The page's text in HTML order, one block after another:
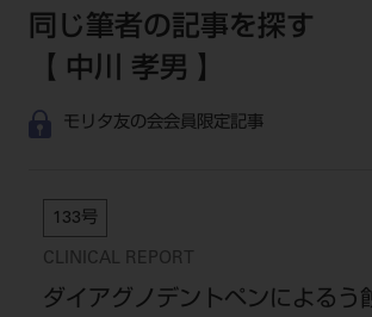
同じ筆者の記事を探す
【 中川 孝男 】
モリタ友の会会員限定記事
133号
CLINICAL REPORT
ダイアグノデントペンによるう